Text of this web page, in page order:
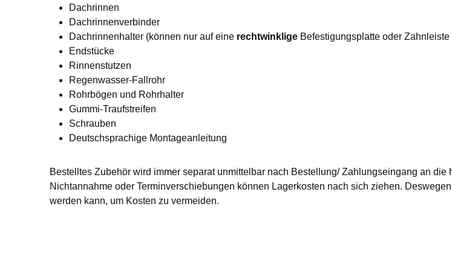
Dachrinnen
Dachrinnenverbinder
Dachrinnenhalter (können nur auf eine rechtwinklige Befestigungsplatte oder
Endstücke
Rinnenstutzen
Regenwasser-Fallrohr
Rohrbögen und Rohrhalter
Gummi-Traufstreifen
Schrauben
Deutschsprachige Montageanleitung
Bestelltes Zubehör wird immer separat unmittelbar nach Bestellung/ Zahlungseingang an
Nichtannahme oder Terminverschiebungen können Lagerkosten nach sich ziehen.
werden kann, um Kosten zu vermeiden.